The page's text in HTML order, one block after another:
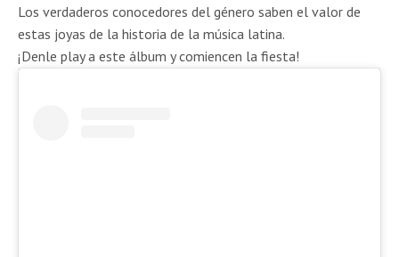
Los verdaderos conocedores del género saben el valor de
estas joyas de la historia de la música latina.
¡Denle play a este álbum y comiencen la fiesta!